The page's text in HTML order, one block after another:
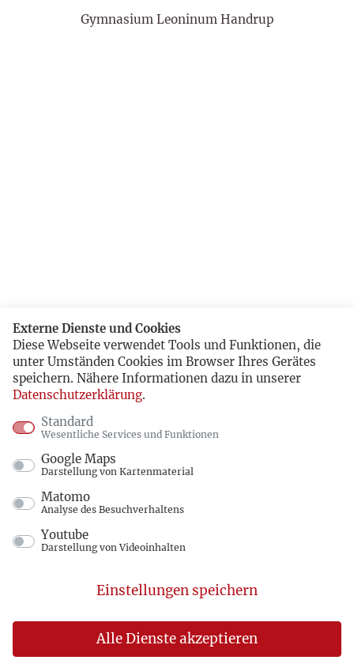
Gymnasium Leoninum Handrup
Externe Dienste und Cookies
Diese Webseite verwendet Tools und Funktionen, die
unter Umständen Cookies im Browser Ihres Gerätes
speichern. Nähere Informationen dazu in unserer
Datenschutzerklärung.
Standard
Wesentliche Services und Funktionen
Google Maps
Darstellung von Kartenmaterial
Matomo
Analyse des Besuchverhaltens
Youtube
Darstellung von Videoinhalten
Alle Dienste akzeptieren
Einstellungen speichern